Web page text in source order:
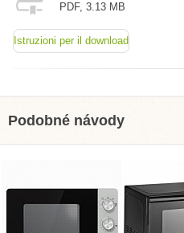
PDF, 3.13 MB
Istruzioni per il download
Podobné návody